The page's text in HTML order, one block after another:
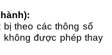
theo các thông số
được phép thay